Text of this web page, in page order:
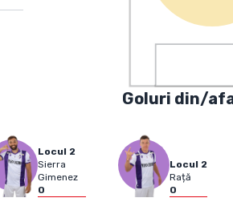
Goluri din/
Locul 2
Sierra
Gimenez
0
Locul 2
Rață
0